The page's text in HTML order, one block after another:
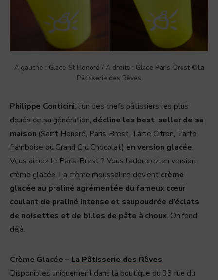
A gauche : Glace St Honoré / A droite : Glace Paris-Brest ©La
Pâtisserie des Rêves
Philippe Conticini, l’un des chefs pâtissiers les plus
doués de sa génération, décline les best-seller de sa
maison (Saint Honoré, Paris-Brest, Tarte Citron, Tarte
framboise ou Grand Cru Chocolat) en version glacée.
Vous aimez le Paris-Brest ? Vous l’adorerez en version
crème glacée. La crème mousseline devient crème
glacée au praliné agrémentée du fameux cœur
coulant de praliné intense et saupoudrée d’éclats
de noisettes et de billes de pâte à choux. On fond
déjà.
Crème Glacée – La Pâtisserie des Rêves
Disponibles uniquement dans la boutique du 93 rue du